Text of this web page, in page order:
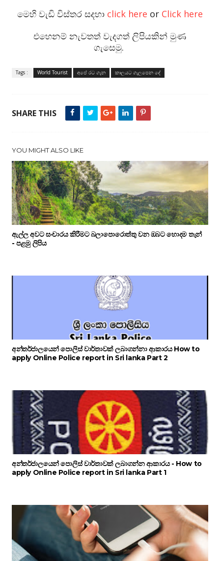
මෙහි වැඩි විස්තර සදහා click here orClick here
එහෙනම් නැවතත් වැදගත් ලිපියකින් මුණ
ගැසෙමු.
Tags : World Tourist අපේ රට ගැන කාලයට ගැලපෙන දේ
SHARE THIS
YOU MIGHT ALSO LIKE
ඇල්ල අවට සංචාරය කිරීමට බලාපොරොත්තු වන ඔබට හොදම තැන්
- පළමු ලිපිය
අන්තර්ජාලයෙන් පොලිස් වාර්තාවක් ලබාගන්නා ආකාරය How to
apply Online Police report in Sri lanka Part 2
අන්තර්ජාලයෙන් පොලිස් වාර්තාවක් ලබාගන්න ආකාරය - How to
apply Online Police report in Sri lanka Part 1